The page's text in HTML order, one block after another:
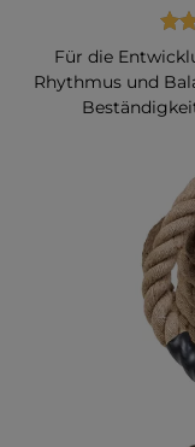
Für die
Rhythmus und